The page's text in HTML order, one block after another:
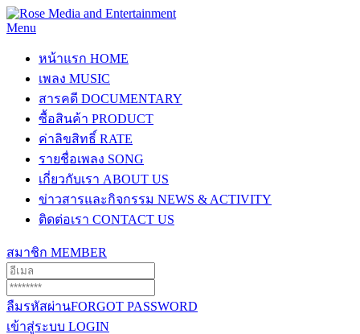
Menu
หน้าแรก HOME
เพลง MUSIC
สารคดี DOCUMENTARY
ซื้อสินค้า PRODUCT
ค่าลิขสิทธิ์ RATE
รายชื่อเพลง SONG
เกี่ยวกับเรา ABOUT US
ข่าวสารและกิจกรรม NEWS & ACTIVITY
ติดต่อเรา CONTACT US
สมาชิก MEMBER
ลืมรหัสผ่านFORGOT PASSWORD
เข้าสู่ระบบ LOGIN